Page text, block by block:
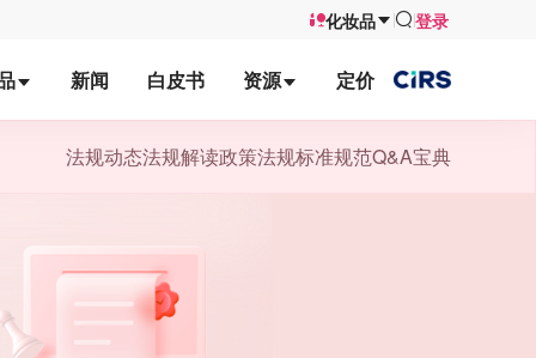
化妆品 登录
新闻 白皮书 资源 定价
法规动态法规解读政策法规标准规范Q&A宝典